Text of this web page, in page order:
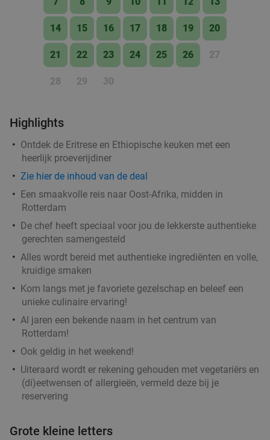
Verkocht: 180 Regulier €63,30
€49
Morgen
Zo
De Leckers Boot
Rotterdam
Verkocht: 61
22%
All-You-Can-Eat pizza + rondvaart (2 uur) bij
Pizza Cruise Rotterdam
Pizza Cruise Rotterdam
Rotterdam
Verkocht: 631 Regulier
All-You-Can-Eat & Drink (2,5 uur) bij
Wereldkeuken de Chinese Boot
14 15 16 17 18 19 20
21 22 23 24 25 26 27
28 29 30
Highlights
Ontdek de Eritrese en Ethiopische keuken met een
heerlijk proeverijdiner
Zie hier de inhoud van de deal
Een smaakvolle reis naar Oost-Afrika, midden in
Rotterdam
De chef heeft speciaal voor jou de lekkerste authentieke
gerechten samengesteld
Alles wordt bereid met authentieke ingrediënten en volle,
kruidige smaken
Kom langs met je favoriete gezelschap en beleef een
unieke culinaire ervaring!
Al jaren een bekende naam in het centrum van
Rotterdam!
Ook geldig in het weekend!
Uiteraard wordt er rekening gehouden met vegetariërs en
(di)eetwensen of allergieën, vermeld deze bij je
reservering
Grote kleine letters